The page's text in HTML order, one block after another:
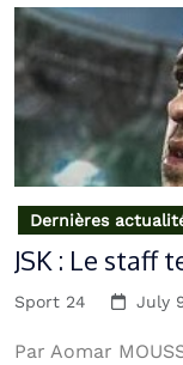
Dernières
JSK : Le staff
Sport 24 July
Par Aomar